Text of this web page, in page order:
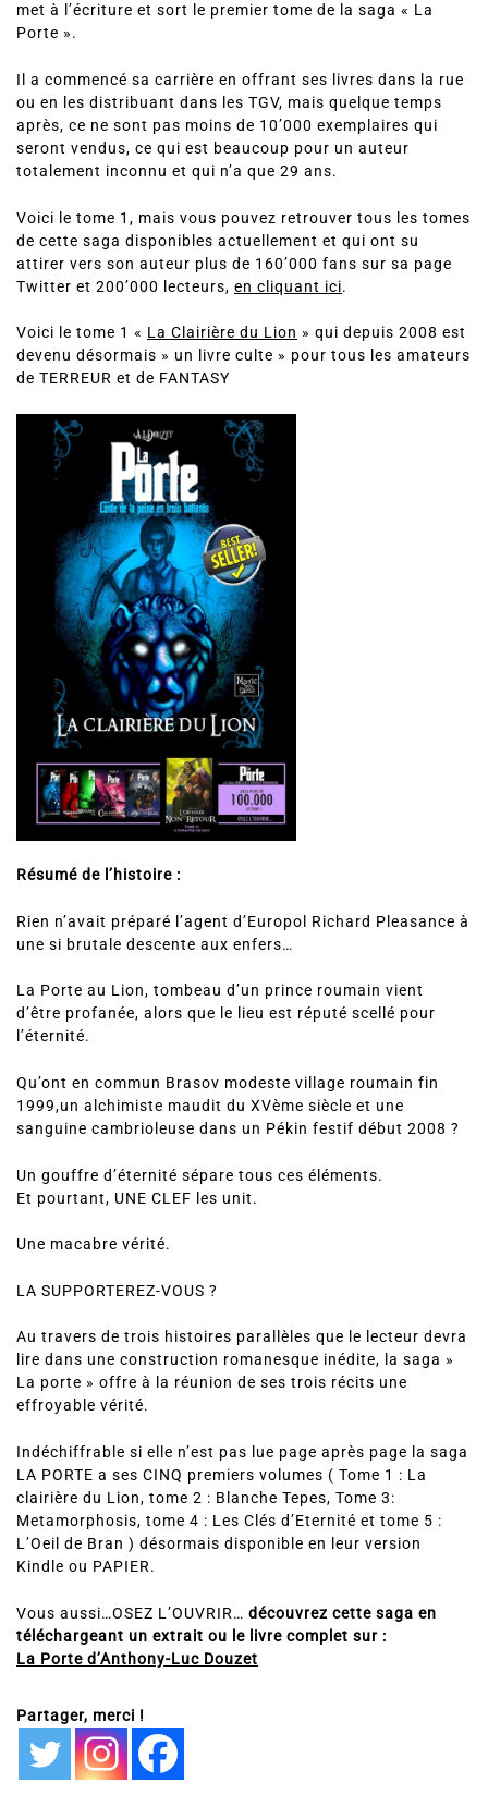
met à l’écriture et sort le premier tome de la saga « La
Porte ».
Il a commencé sa carrière en offrant ses livres dans la rue
ou en les distribuant dans les TGV, mais quelque temps
après, ce ne sont pas moins de 10’000 exemplaires qui
seront vendus, ce qui est beaucoup pour un auteur
totalement inconnu et qui n’a que 29 ans.
Voici le tome 1, mais vous pouvez retrouver tous les tomes
de cette saga disponibles actuellement et qui ont su
attirer vers son auteur plus de 160’000 fans sur sa page
Twitter et 200’000 lecteurs, en cliquant ici.
Voici le tome 1 « La Clairière du Lion » qui depuis 2008 est
devenu désormais » un livre culte » pour tous les amateurs
de TERREUR et de FANTASY
Résumé de l’histoire :
Rien n’avait préparé l’agent d’Europol Richard Pleasance à
une si brutale descente aux enfers…
La Porte au Lion, tombeau d’un prince roumain vient
d’être profanée, alors que le lieu est réputé scellé pour
l’éternité.
Qu’ont en commun Brasov modeste village roumain fin
1999,un alchimiste maudit du XVème siècle et une
sanguine cambrioleuse dans un Pékin festif début 2008 ?
Un gouffre d’éternité sépare tous ces éléments.
Et pourtant, UNE CLEF les unit.
Une macabre vérité.
LA SUPPORTEREZ-VOUS ?
Au travers de trois histoires parallèles que le lecteur devra
lire dans une construction romanesque inédite, la saga »
La porte » offre à la réunion de ses trois récits une
effroyable vérité.
Indéchiffrable si elle n’est pas lue page après page la saga
LA PORTE a ses CINQ premiers volumes ( Tome 1 : La
clairière du Lion, tome 2 : Blanche Tepes, Tome 3:
Metamorphosis, tome 4 : Les Clés d’Eternité et tome 5 :
L’Oeil de Bran ) désormais disponible en leur version
Kindle ou PAPIER.
Vous aussi…OSEZ L’OUVRIR… découvrez cette saga en
téléchargeant un extrait ou le livre complet sur :
La Porte d’Anthony-Luc Douzet
Partager, merci !